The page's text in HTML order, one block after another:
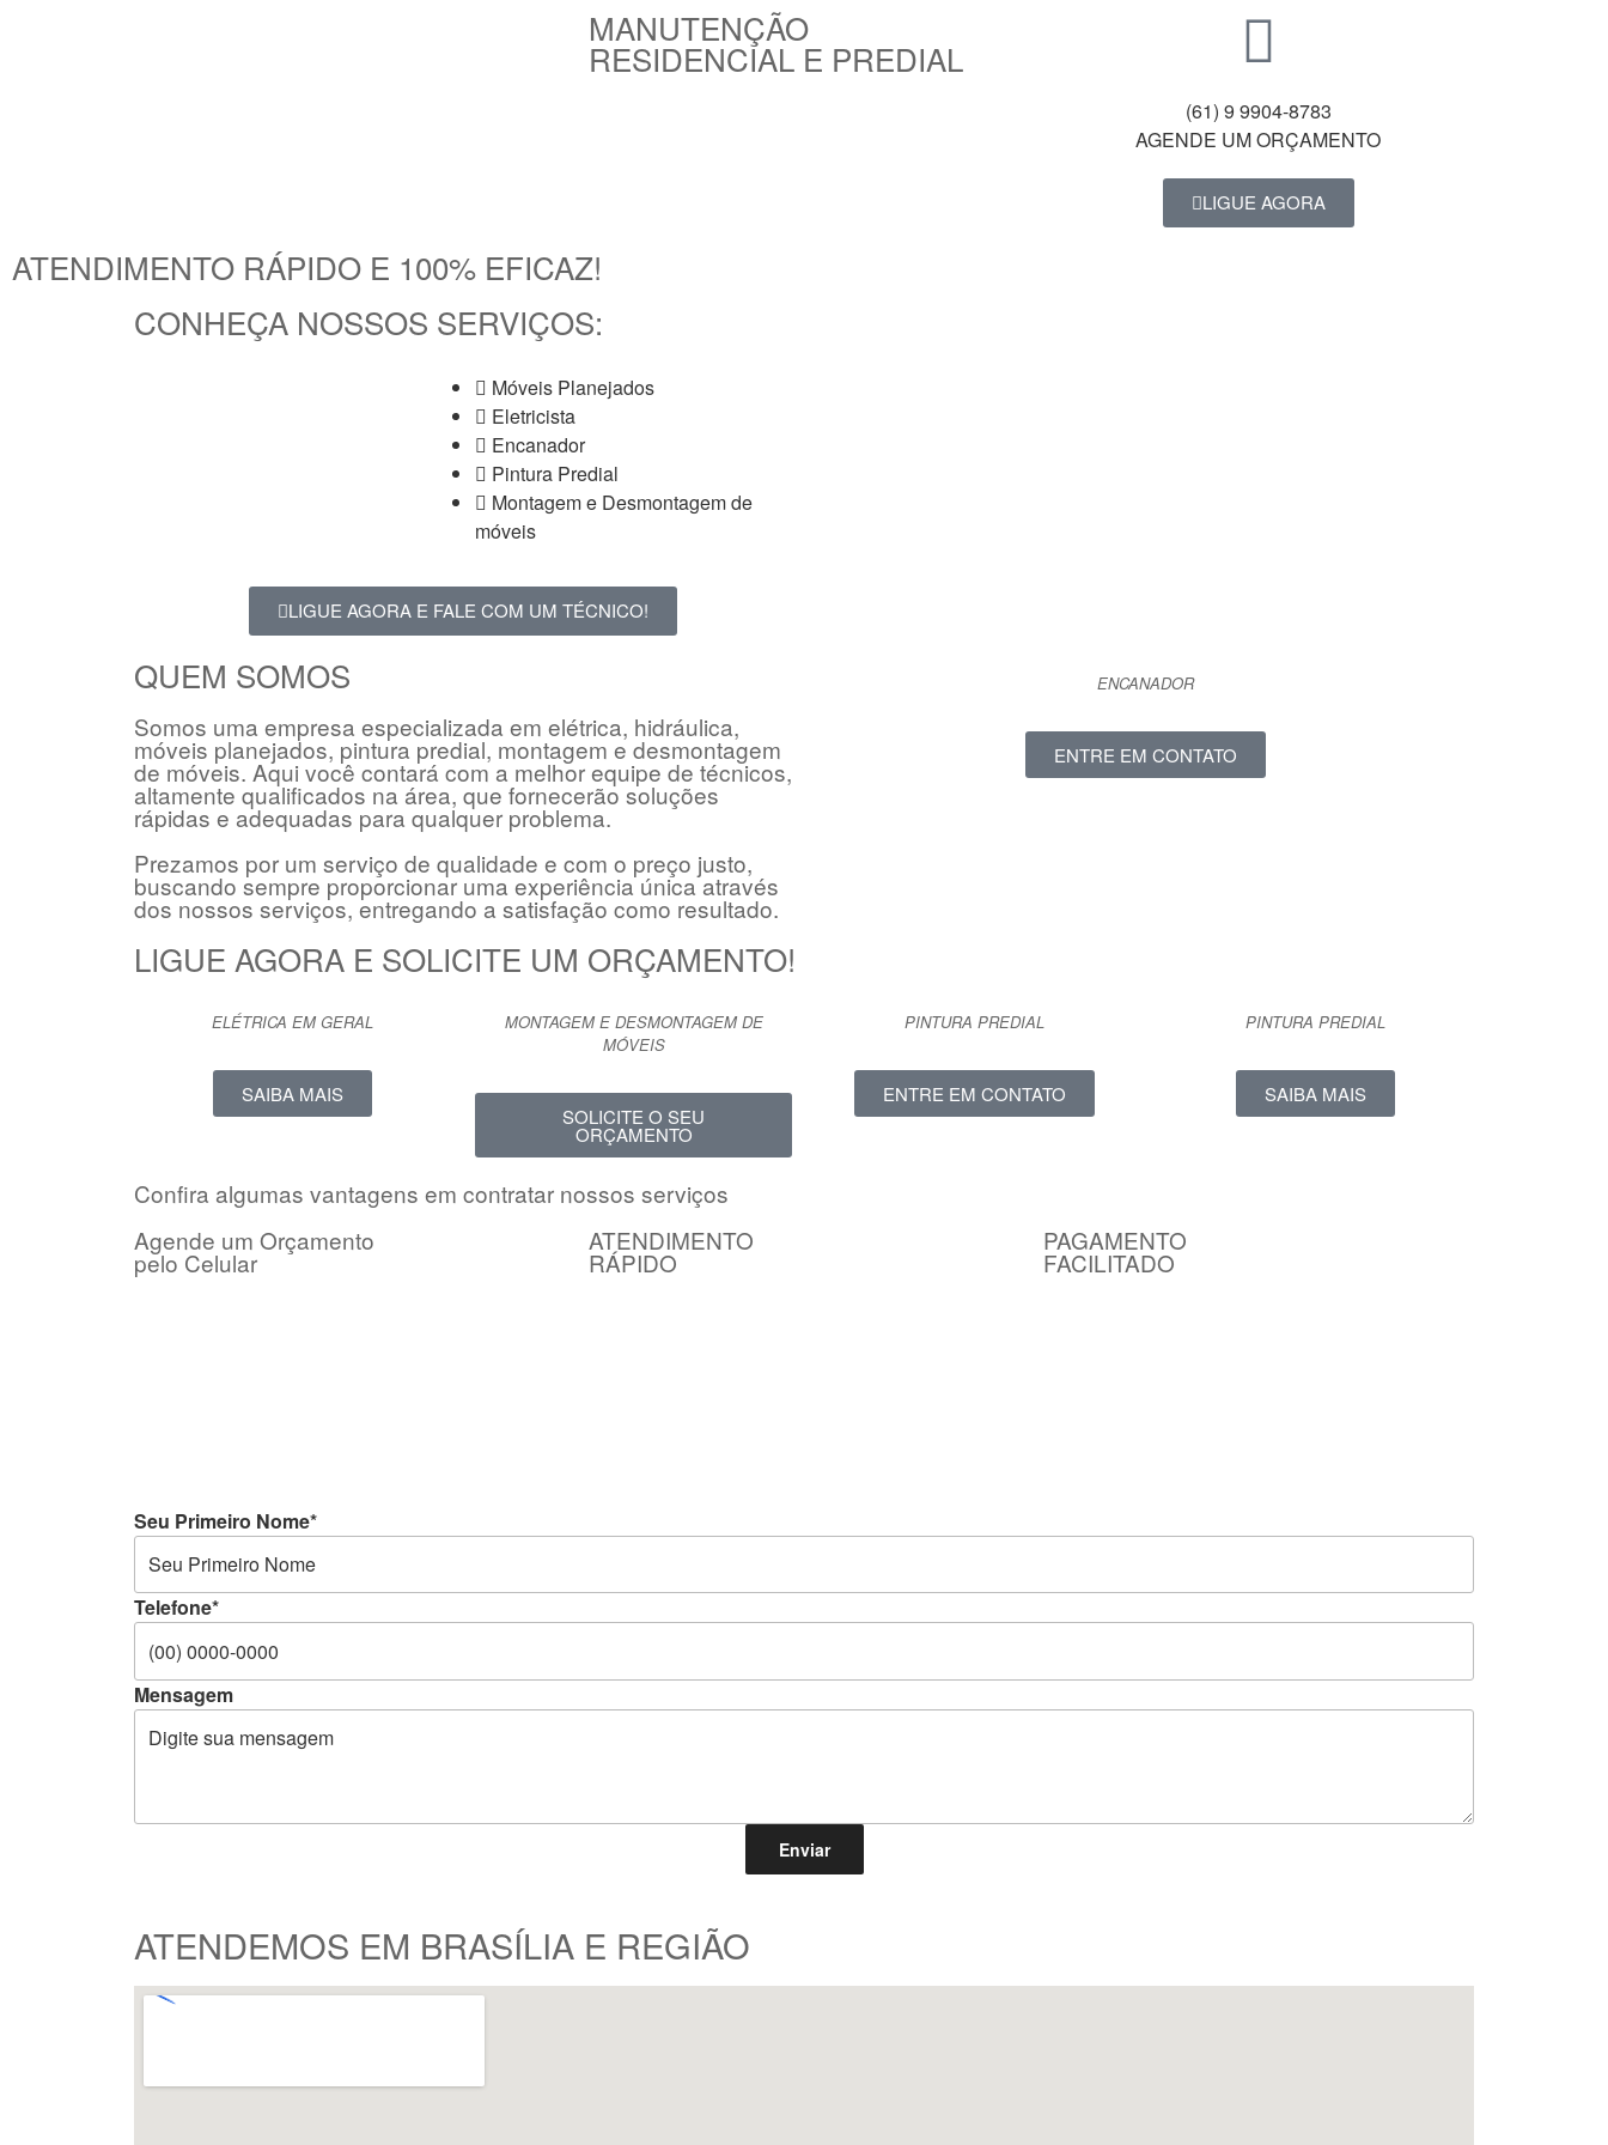
MANUTENÇÃO
RESIDENCIAL E PREDIAL
(61) 9 9904-8783
AGENDE UM ORÇAMENTO
LIGUE AGORA
ATENDIMENTO RÁPIDO E 100% EFICAZ!
CONHEÇA NOSSOS SERVIÇOS:
Móveis Planejados
Eletricista
Encanador
Pintura Predial
Montagem e Desmontagem de
móveis
LIGUE AGORA E FALE COM UM TÉCNICO!
QUEM SOMOS
Somos uma empresa especializada em elétrica, hidráulica,
móveis planejados, pintura predial, montagem e desmontagem
de móveis. Aqui você contará com a melhor equipe de técnicos,
altamente qualificados na área, que fornecerão soluções
rápidas e adequadas para qualquer problema.
Prezamos por um serviço de qualidade e com o preço justo,
buscando sempre proporcionar uma experiência única através
dos nossos serviços, entregando a satisfação como resultado.
ENCANADOR
ENTRE EM CONTATO
LIGUE AGORA E SOLICITE UM ORÇAMENTO!
ELÉTRICA EM GERAL
SAIBA MAIS
MONTAGEM E DESMONTAGEM DE
MÓVEIS
SOLICITE O SEU
ORÇAMENTO
PINTURA PREDIAL
ENTRE EM CONTATO
PINTURA PREDIAL
SAIBA MAIS
Confira algumas vantagens em contratar nossos serviços
Agende um Orçamento
pelo Celular
ATENDIMENTO
RÁPIDO
PAGAMENTO
FACILITADO
Seu Primeiro Nome*
Telefone*
Mensagem
ATENDEMOS EM BRASÍLIA E REGIÃO